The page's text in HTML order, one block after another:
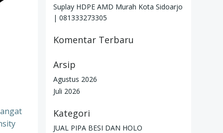
Suplay HDPE AMD Murah Kota Sidoarjo
| 081333273305
Komentar Terbaru
Arsip
Agustus 2026
Juli 2026
Kategori
JUAL PIPA BESI DAN HOLO